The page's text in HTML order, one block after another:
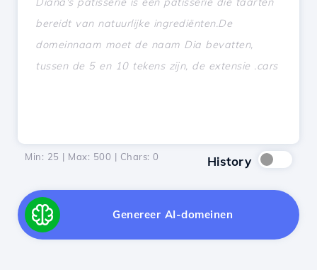
Min: 25 | Max: 500 | Chars: 0 History
Genereer AI-domeinen